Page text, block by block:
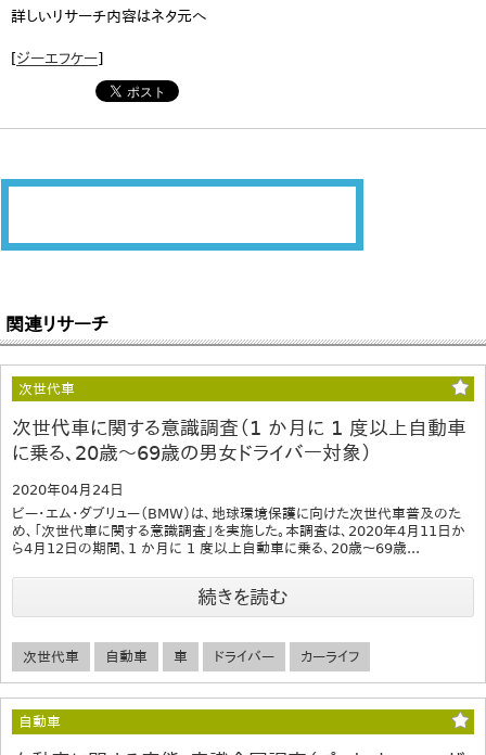
詳しいリサーチ内容はネタ元へ
[ジーエフケー]
関連リサーチ
次世代車
次世代車に関する意識調査（1 か月に 1 度以上自動車
に乗る、20歳～69歳の男女ドライバー対象）
2020年04月24日
ビー・エム・ダブリュー（BMW）は、地球環境保護に向けた次世代車普及のた
め、「次世代車に関する意識調査」を実施した。本調査は、2020年4月11日か
ら4月12日の期間、1 か月に 1 度以上自動車に乗る、20歳～69歳...
続きを読む
次世代車 自動車 車 ドライバー カーライフ
自動車